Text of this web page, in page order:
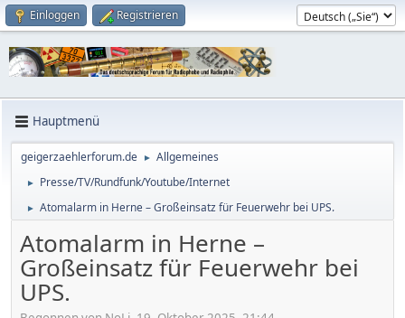
Einloggen Registrieren
Hauptmenü
geigerzaehlerforum.de ► Allgemeines
► Presse/TV/Rundfunk/Youtube/Internet
► Atomalarm in Herne – Großeinsatz für Feuerwehr bei UPS.
Atomalarm in Herne –
Großeinsatz für Feuerwehr bei
UPS.